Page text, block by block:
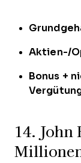
Aktien-/
Bonus +
14. John